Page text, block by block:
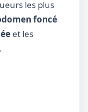
les plus
foncé
et les
.